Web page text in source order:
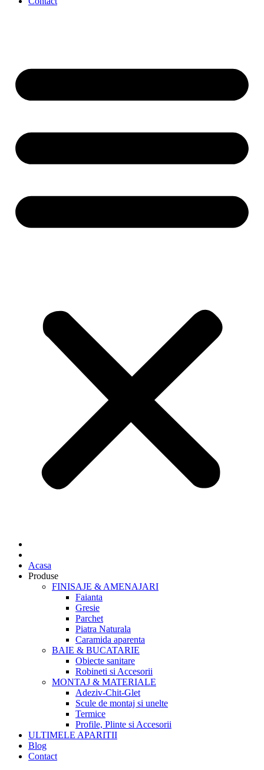
Acasa
Produse
FINISAJE & AMENAJARI
Faianta
Gresie
Parchet
Piatra Naturala
Caramida aparenta
BAIE & BUCATARIE
Obiecte sanitare
Robineti si Accesorii
MONTAJ & MATERIALE
Adeziv-Chit-Glet
Scule de montaj si unelte
Termice
Profile, Plinte si Accesorii
ULTIMELE APARITII
Blog
Contact